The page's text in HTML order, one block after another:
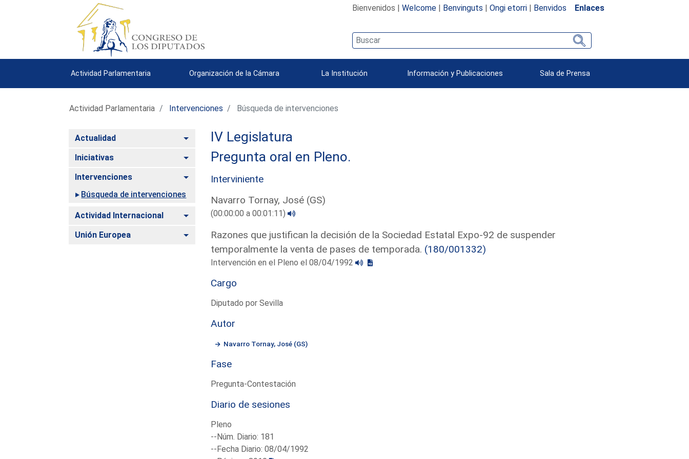
Bienvenidos | Welcome| Benvinguts | Ongi etorri| Benvidos Enlaces
Actividad Parlamentaria Organización de la Cámara La Institución Información y Publicaciones Sala de Prensa
Actividad Parlamentaria Intervenciones Búsqueda de intervenciones
Actualidad Alternar
Iniciativas Alternar
Intervenciones
Alternar
Búsqueda de intervenciones
Actividad Internacional Alternar
Unión Europea Alternar
IV Legislatura
Pregunta oral en Pleno.
Interviniente
Navarro Tornay, José (GS)
(00:00:00 a 00:01:11)
Razones que justifican la decisión de la Sociedad Estatal Expo-92 de suspender
temporalmente la venta de pases de temporada. (180/001332)
Intervención en el Pleno el 08/04/1992
Cargo
Diputado por Sevilla
Autor
Navarro Tornay, José (GS)
Fase
Pregunta-Contestación
Diario de sesiones
Pleno
--Núm. Diario: 181
--Fecha Diario: 08/04/1992